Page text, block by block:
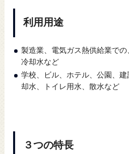
利用用途
製造業、電気ガス熱供給業で
冷却水など
学校、ビル、ホテル、公園、
却水、トイレ用水、散水など
３つの特長